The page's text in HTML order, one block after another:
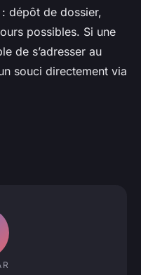
: dépôt de dossier,
possibles. Si une
de s’adresser au
souci directement via